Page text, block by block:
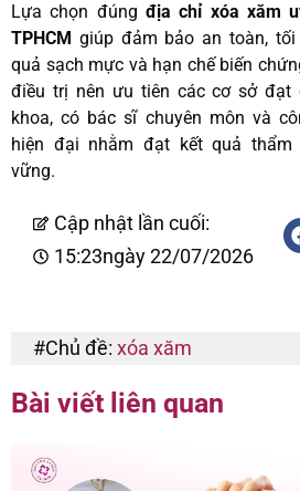
Lựa chọn đúng địa chỉ xóa xăm
TPHCM giúp đảm bảo an toàn, tối
quả sạch mực và hạn chế biến
điều trị nên ưu tiên các cơ sở đạt
khoa, có bác sĩ chuyên môn và
hiện đại nhằm đạt kết quả thẩm
vững.
Cập nhật lần cuối:
15:23ngày 22/07/2026
#Chủ đề: xóa xăm
Bài viết liên quan